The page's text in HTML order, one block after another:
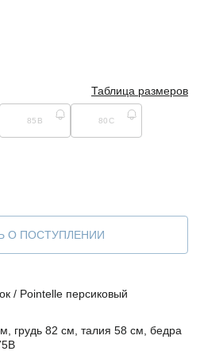
Таблица размеров
85B 80C
О ПОСТУПЛЕНИИ
/ Pointelle персиковый
грудь 82 см, талия 58 см, бедра